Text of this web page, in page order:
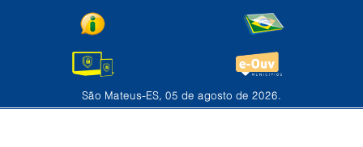
São Mateus-ES, 05 de agosto de 2026.